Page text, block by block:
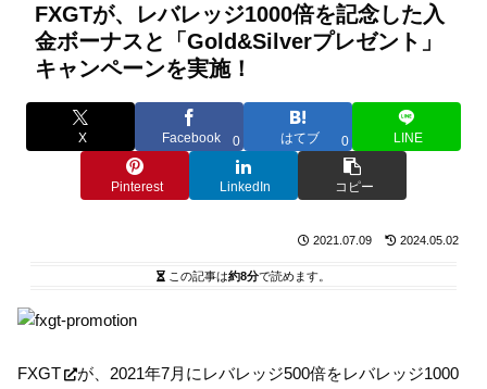
FXGTが、レバレッジ1000倍を記念した入
金ボーナスと「Gold&Silverプレゼント」
キャンペーンを実施！
X Facebook 0 はてブ 0 LINE
Pinterest LinkedIn コピー
2021.07.09 2024.05.02
この記事は約8分で読めます。
FXGT
が、2021年7月にレバレッジ500倍をレバレッジ1000